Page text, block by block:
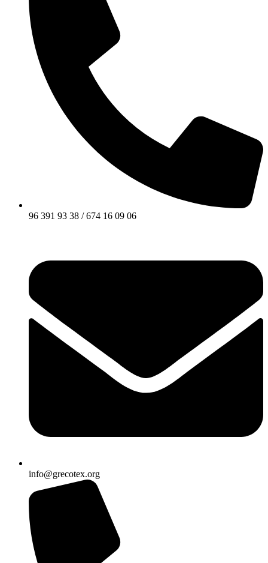
96 391 93 38 / 674 16 09 06
info@grecotex.org